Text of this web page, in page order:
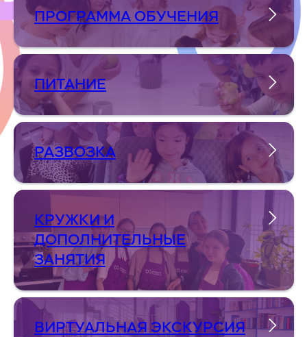
ПРОГРАММА ОБУЧЕНИЯ
ПИТАНИЕ
РАЗВОЗКА
КРУЖКИ И
ДОПОЛНИТЕЛЬНЫЕ
ЗАНЯТИЯ
ВИРТУАЛЬНАЯ ЭКСКУРСИЯ